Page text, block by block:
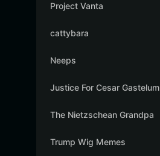
Project Vanta
cattybara
Neeps
Justice For Cesar Gastelum
The Nietzschean Grandpa
Trump Wig Memes